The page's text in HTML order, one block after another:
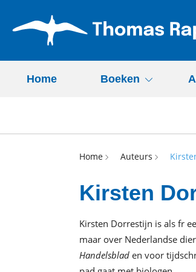
Home Boeken
Home Auteurs
Kirsten
Kirsten Dorrestijn is als fr
maar over Nederlandse
Handelsbladen voor